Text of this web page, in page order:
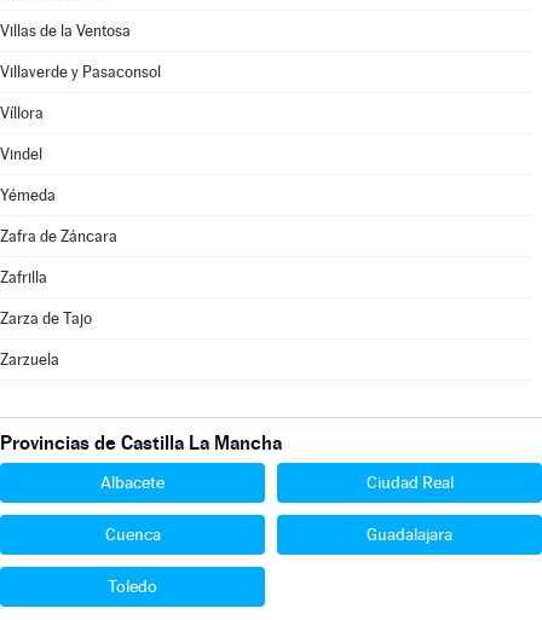
Villas de la Ventosa
Villaverde y Pasaconsol
Víllora
Vindel
Yémeda
Zafra de Záncara
Zafrilla
Zarza de Tajo
Zarzuela
Provincias de Castilla La Mancha
Albacete Ciudad Real
Cuenca Guadalajara
Toledo